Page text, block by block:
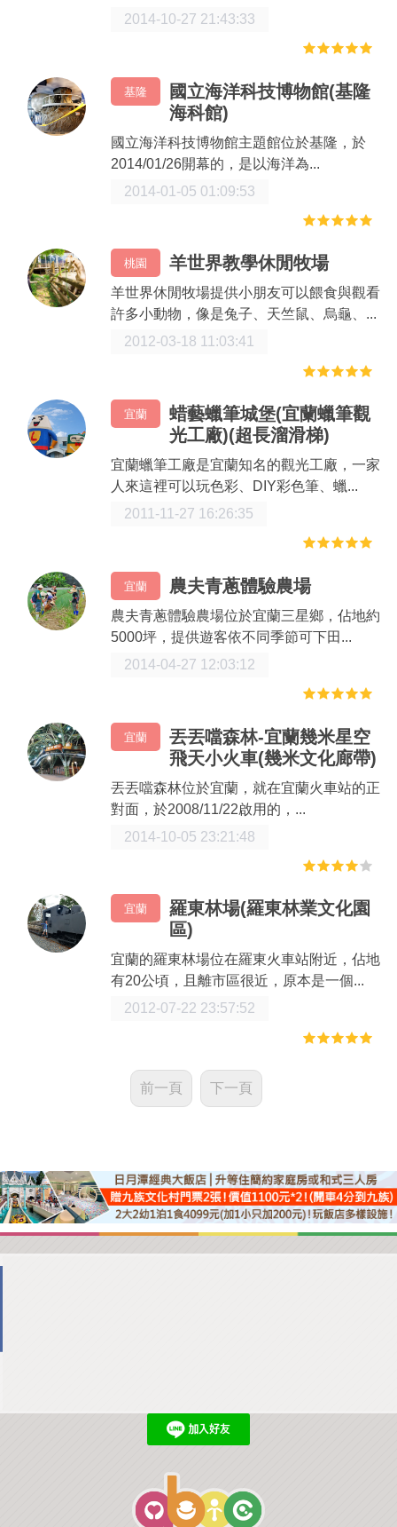
2014-10-27 21:43:33
基隆
國立海洋科技博物館(基隆
海科館)
國立海洋科技博物館主題館位於基隆，於
2014/01/26開幕的，是以海洋為...
2014-01-05 01:09:53
桃園 羊世界教學休閒牧場
羊世界休閒牧場提供小朋友可以餵食與觀看
許多小動物，像是兔子、天竺鼠、烏龜、...
2012-03-18 11:03:41
宜蘭
蜡藝蠟筆城堡(宜蘭蠟筆觀
光工廠)(超長溜滑梯)
宜蘭蠟筆工廠是宜蘭知名的觀光工廠，一家
人來這裡可以玩色彩、DIY彩色筆、蠟...
2011-11-27 16:26:35
宜蘭 農夫青蔥體驗農場
農夫青蔥體驗農場位於宜蘭三星鄉，佔地約
5000坪，提供遊客依不同季節可下田...
2014-04-27 12:03:12
宜蘭
丟丟噹森林-宜蘭幾米星空
飛天小火車(幾米文化廊帶)
丟丟噹森林位於宜蘭，就在宜蘭火車站的正
對面，於2008/11/22啟用的，...
2014-10-05 23:21:48
宜蘭
羅東林場(羅東林業文化園
區)
宜蘭的羅東林場位在羅東火車站附近，佔地
有20公頃，且離市區很近，原本是一個...
2012-07-22 23:57:52
前一頁 下一頁